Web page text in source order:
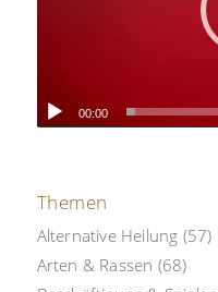
00:00
Themen
Alternative Heilung (57)
Arten & Rassen (68)